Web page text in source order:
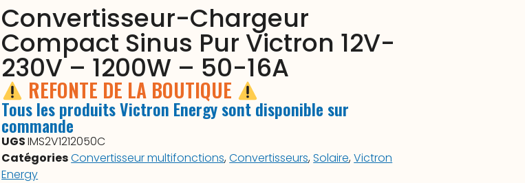
Convertisseur-Chargeur
Compact Sinus Pur Victron 12V-
230V – 1200W – 50-16A
REFONTE DE LA BOUTIQUE
Tous les produits Victron Energy sont disponible sur
commande
UGSIMS2V1212050C
CatégoriesConvertisseur multifonctions,Convertisseurs,Solaire,Victron
Energy